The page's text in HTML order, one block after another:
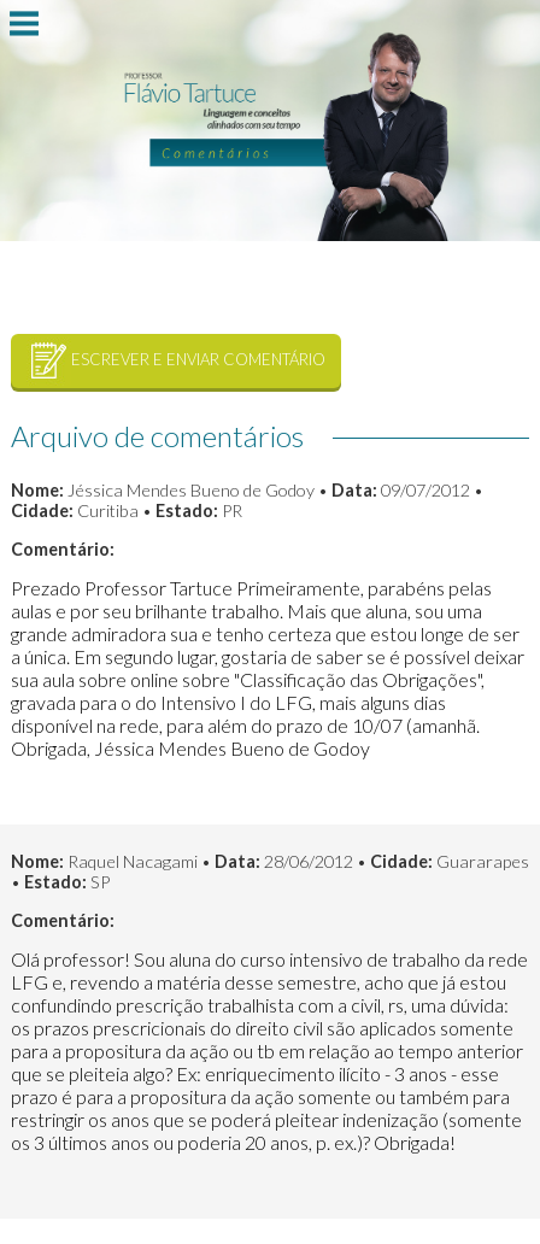
ESCREVER E ENVIAR COMENTÁRIO
Arquivo de comentários
Nome: Jéssica Mendes Bueno de Godoy • Data: 09/07/2012 •
Cidade: Curitiba • Estado: PR
Comentário:
Prezado Professor Tartuce Primeiramente, parabéns pelas
aulas e por seu brilhante trabalho. Mais que aluna, sou uma
grande admiradora sua e tenho certeza que estou longe de ser
a única. Em segundo lugar, gostaria de saber se é possível deixar
sua aula sobre online sobre "Classificação das Obrigações",
gravada para o do Intensivo I do LFG, mais alguns dias
disponível na rede, para além do prazo de 10/07 (amanhã.
Obrigada, Jéssica Mendes Bueno de Godoy
Nome: Raquel Nacagami • Data: 28/06/2012 • Cidade: Guararapes
• Estado: SP
Comentário:
Olá professor! Sou aluna do curso intensivo de trabalho da rede
LFG e, revendo a matéria desse semestre, acho que já estou
confundindo prescrição trabalhista com a civil, rs, uma dúvida:
os prazos prescricionais do direito civil são aplicados somente
para a propositura da ação ou tb em relação ao tempo anterior
que se pleiteia algo? Ex: enriquecimento ilícito - 3 anos - esse
prazo é para a propositura da ação somente ou também para
restringir os anos que se poderá pleitear indenização (somente
os 3 últimos anos ou poderia 20 anos, p. ex.)? Obrigada!